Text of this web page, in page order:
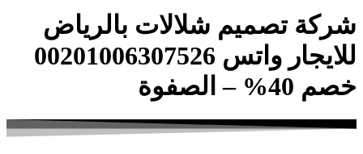
شركة تصميم شلالات بالرياض
للايجار واتس 00201006307526
خصم 40% – الصفوة